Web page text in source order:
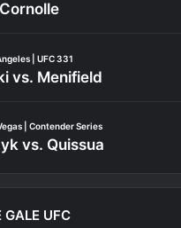
| UFC 331
vs. Menifield
| Contender Series
vs. Quissua
GALE UFC